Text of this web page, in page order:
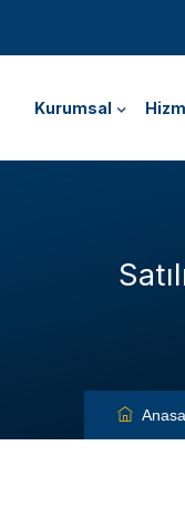
Kurumsal